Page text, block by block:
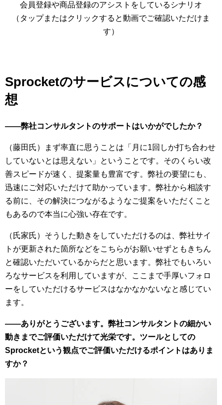
会員登録や商品登録のアシストをしているシナリオ
（タップまたはクリックすると動画でご確認いただけま
す）
Sprocketのサービスについての感
想
――弊社コンサルタントのサポートはいかがでしたか？
（藤田氏）まず率直に思うことは「月に1回しか打ち合わせ
していないとは思えない」ということです。そのくらい改
善スピードが速く、提案量も豊富です。弊社の要望にも、
迅速にご対応いただけて助かっています。弊社から相談す
る前に、その解決につながるようなご提案をいただくこと
もあるので本当に心強い存在です。
（氏家氏）そうした動きをしていただけるのは、弊社サイ
トが更新された箇所などをこちらがお願いせずともきちん
と確認いただいているからだと思います。弊社でもいろい
ろなサービスを利用していますが、ここまで手厚いフォロ
ーをしていただけるサービスはなかなかないなと感じてい
ます。
――ありがとうございます。弊社コンサルタントの細かい
動きまでご評価いただけて光栄です。ツールとしての
Sprocketという観点でご評価いただけるポイントはありま
すか？